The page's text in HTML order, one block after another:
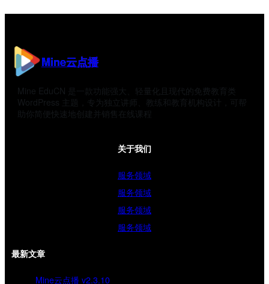
Mine云点播
Mine EduCN 是一款功能强大、轻量化且现代的免费教育类
WordPress 主题，专为独立讲师、教练和教育机构设计，可帮
助你简便快速地创建并销售在线课程
关于我们
服务领域
服务领域
服务领域
服务领域
最新文章
Mine云点播 v2.3.10